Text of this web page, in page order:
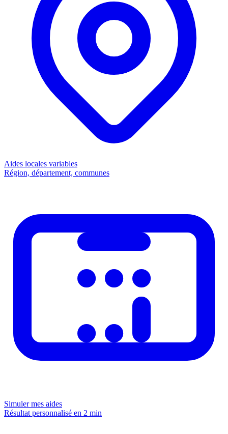
Aides locales variables
Région, département, communes
Simuler mes aides
Résultat personnalisé en 2 min